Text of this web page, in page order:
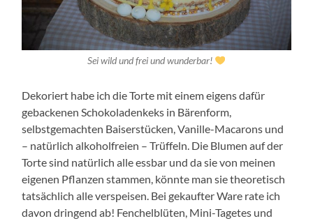
Sei wild und frei und wunderbar!
Dekoriert habe ich die Torte mit einem eigens dafür
gebackenen Schokoladenkeks in Bärenform,
selbstgemachten Baiserstücken, Vanille-Macarons und
– natürlich alkoholfreien – Trüffeln. Die Blumen auf der
Torte sind natürlich alle essbar und da sie von meinen
eigenen Pflanzen stammen, könnte man sie theoretisch
tatsächlich alle verspeisen. Bei gekaufter Ware rate ich
davon dringend ab! Fenchelblüten, Mini-Tagetes und